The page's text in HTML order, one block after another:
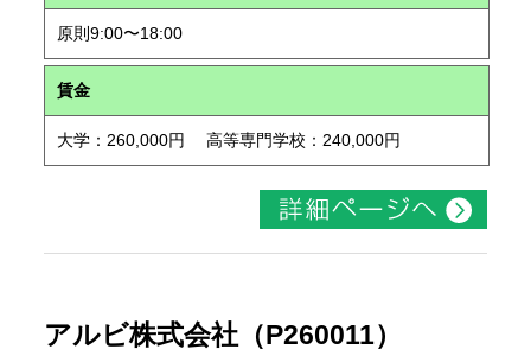
原則9:00〜18:00
賃金
大学：260,000円 高等専門学校：240,000円
アルビ株式会社（P260011）